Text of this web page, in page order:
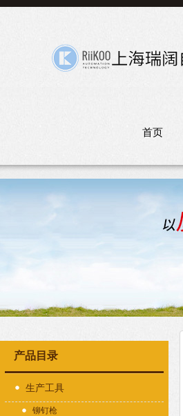
首页
产品目录
生产工具
铆钉枪